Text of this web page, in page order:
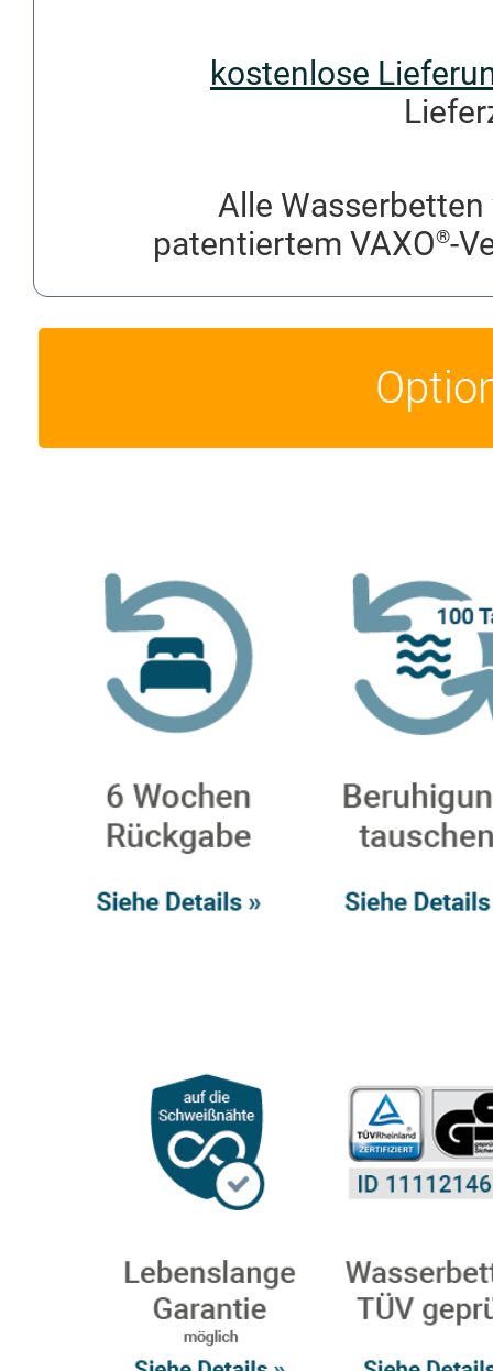
kostenlose
Alle
patentiertem VAXO®-